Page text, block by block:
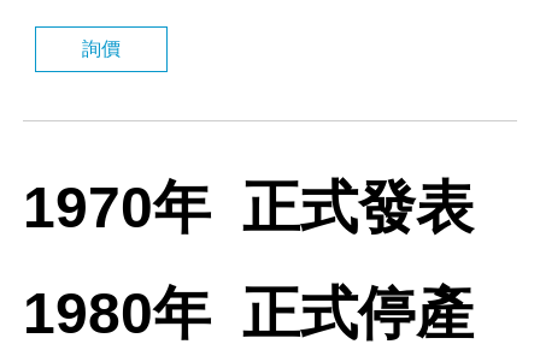
詢價
1970年 正式發表
1980年 正式停產